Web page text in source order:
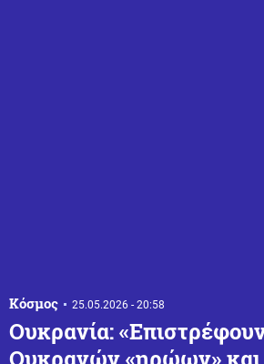
Κόσμος 25.05.2026 - 20:58
Ουκρανία: